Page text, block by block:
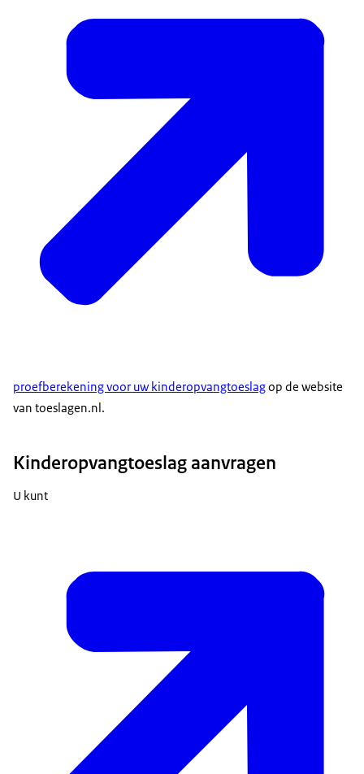
proefberekening voor uw kinderopvangtoeslagop de website
van toeslagen.nl.
Kinderopvangtoeslag aanvragen
U kunt